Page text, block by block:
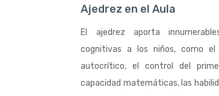
Ajedrez en el Aula
El ajedrez aporta
cognitivas a los niños, como el
autocrítico, el control del
capacidad matemáticas, las